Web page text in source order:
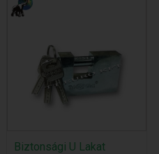
Biztonsági U Lakat